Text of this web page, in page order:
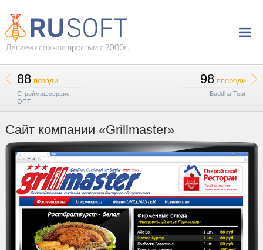
88позади
Строймашсервис-
ОПТ
98 впереди
Buddha Tour
Сайт компании «Grillmaster»